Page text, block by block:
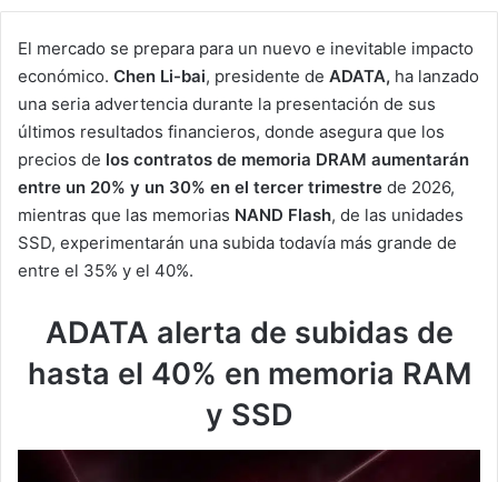
El mercado se prepara para un nuevo e inevitable impacto
económico. Chen Li-bai, presidente de ADATA, ha lanzado
una seria advertencia durante la presentación de sus
últimos resultados financieros, donde asegura que los
precios de los contratos de memoria DRAM aumentarán
entre un 20% y un 30% en el tercer trimestre de 2026,
mientras que las memorias NAND Flash, de las unidades
SSD, experimentarán una subida todavía más grande de
entre el 35% y el 40%.
ADATA alerta de subidas de
hasta el 40% en memoria RAM
y SSD